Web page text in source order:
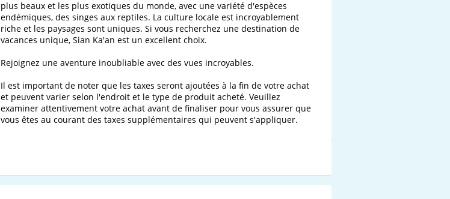
plus beaux et les plus exotiques du monde, avec une variété d'espèces
endémiques, des singes aux reptiles. La culture locale est incroyablement
riche et les paysages sont uniques. Si vous recherchez une destination de
vacances unique, Sian Ka'an est un excellent choix.
Rejoignez une aventure inoubliable avec des vues incroyables.
Il est important de noter que les taxes seront ajoutées à la fin de votre achat
et peuvent varier selon l'endroit et le type de produit acheté. Veuillez
examiner attentivement votre achat avant de finaliser pour vous assurer que